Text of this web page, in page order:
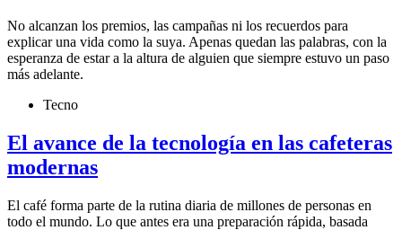
No alcanzan los premios, las campañas ni los recuerdos para
explicar una vida como la suya. Apenas quedan las palabras, con la
esperanza de estar a la altura de alguien que siempre estuvo un paso
más adelante.
Tecno
El avance de la tecnología en las cafeteras
modernas
El café forma parte de la rutina diaria de millones de personas en
todo el mundo. Lo que antes era una preparación rápida, basada